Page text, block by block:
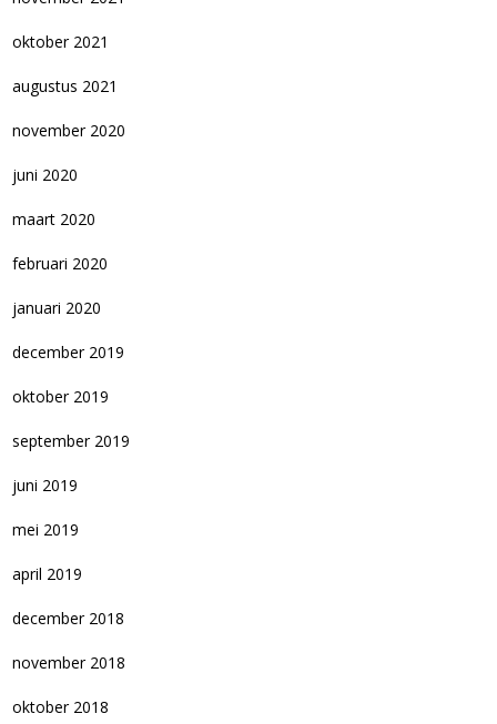
oktober 2021
augustus 2021
november 2020
juni 2020
maart 2020
februari 2020
januari 2020
december 2019
oktober 2019
september 2019
juni 2019
mei 2019
april 2019
december 2018
november 2018
oktober 2018